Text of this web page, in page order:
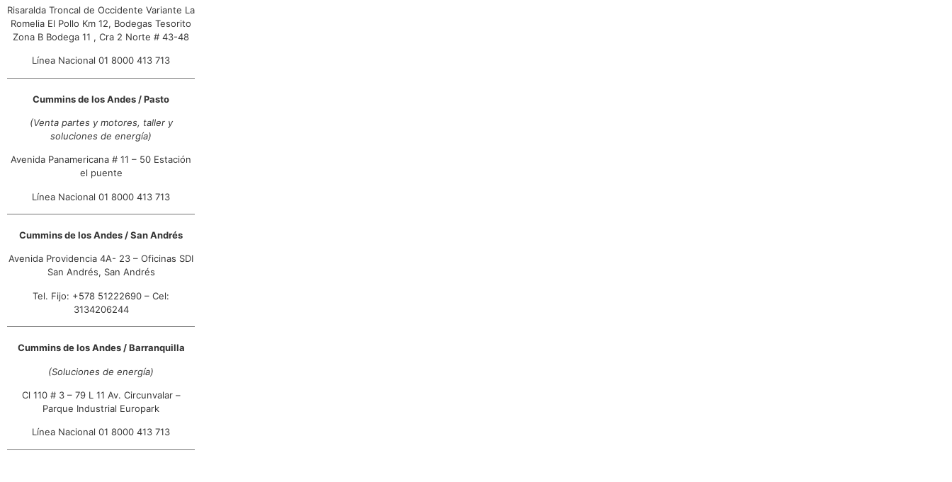
Vía Puerto López Km 1 Vereda Ochoa
Villavicencio, Meta
+57 8 684 9844 / 77 / 79
Lun, Mar, Mie, Jue, Vie, Sab
Cummins de los Andes / Cali
Carrera 38 # 15 - 80 Vía Acopi Jumbo
Línea Nacional 018000 413 713
07:00 AM - 05:00 PM
Lun, Mar, Mie, Jue, Vie, Sab
Cummins de los Andes /
Pereira
Variante La Romelia El Pollo Km 12,
Bodegas Tesorito Zona B Bodega 11,
Pereira, Risaralda
Línea Nacional 018000 413 713
Lun, Mar, Mie, Jue, Vie, Sab
Cummins de los Andes / Pasto
Avenida Panamericana # 11 - 50
Risaralda Troncal de Occidente Variante La
Romelia El Pollo Km 12, Bodegas Tesorito
Zona B Bodega 11 , Cra 2 Norte # 43-48
Línea Nacional 01 8000 413 713
Cummins de los Andes / Pasto
(Venta partes y motores, taller y
soluciones de energía)
Avenida Panamericana # 11 – 50 Estación
el puente
Línea Nacional 01 8000 413 713
Cummins de los Andes / San Andrés
Avenida Providencia 4A- 23 – Oficinas SDI
San Andrés, San Andrés
Tel. Fijo: +578 51222690 – Cel:
3134206244
Cummins de los Andes / Barranquilla
(Soluciones de energía)
Cl 110 # 3 – 79 L 11 Av. Circunvalar –
Parque Industrial Europark
Línea Nacional 01 8000 413 713